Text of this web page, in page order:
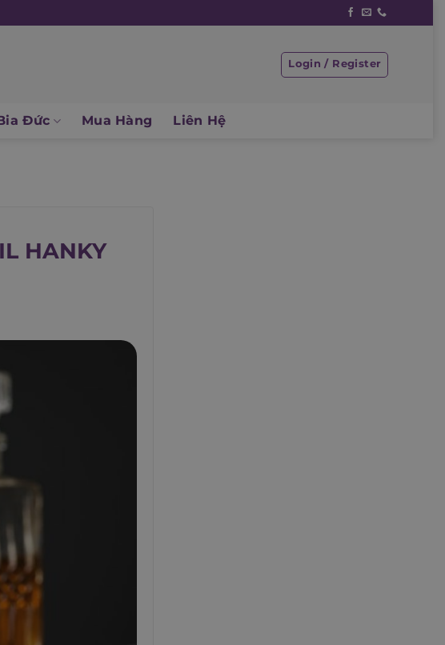
Login / Register
Đức Mua Hàng Liên Hệ
HANKY